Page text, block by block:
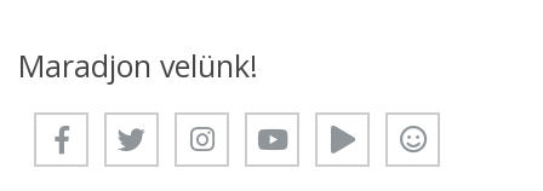
Maradjon velünk!